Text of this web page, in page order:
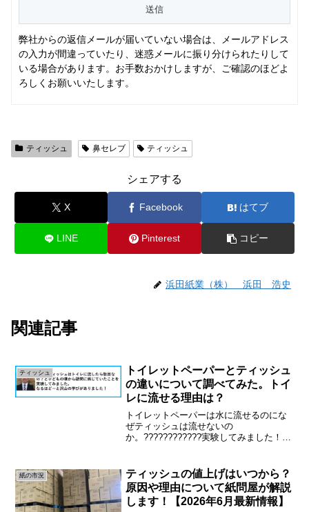
弊社からの返信メールが届いていない場合は、メールアドレス
の入力が間違っていたり、迷惑メールに振り分けられたりして
いる場合があります。お手数おかけしますが、ご確認のほどよ
ろしくお願いいたします。
ティッシュ 鼻セレブ ティッシュ
シェアする
X Facebook はてブ
LINE Pinterest コピー
浜田紙業（株） 浜田 浩史
関連記事
ティッシュ
トイレットペーパーとティッシュ
の違いについて調べてみた。トイ
レに流せる理由は？
トイレットペーパーは水に流せるのにな
ぜティッシュは流せないの
か。????????????実験してみました！実
くバラバラに分解されている！？〇紙は
繊維の集合体でできている...
紙の市況
ティッシュの値上げはいつから？
原因や理由について紙問屋が解説
します！【2026年6月最新情報】